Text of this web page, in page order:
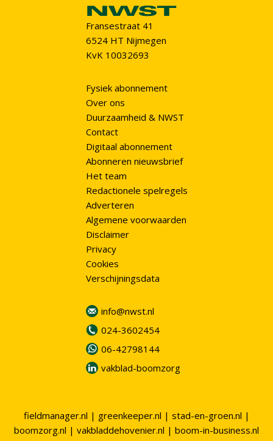
Fransestraat 41
6524 HT Nijmegen
KvK 10032693
Fysiek abonnement
Over ons
Duurzaamheid & NWST
Contact
Digitaal abonnement
Abonneren nieuwsbrief
Het team
Redactionele spelregels
Adverteren
Algemene voorwaarden
Disclaimer
Privacy
Cookies
Verschijningsdata
info@nwst.nl
024-3602454
06-42798144
vakblad-boomzorg
fieldmanager.nl | greenkeeper.nl | stad-en-groen.nl |
boomzorg.nl | vakbladdehovenier.nl | boom-in-business.nl